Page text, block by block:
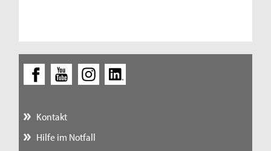
Kontakt
Hilfe im Notfall